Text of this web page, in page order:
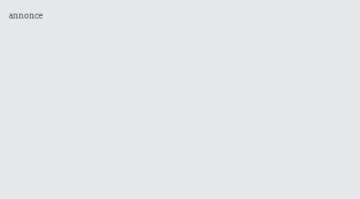
annonce